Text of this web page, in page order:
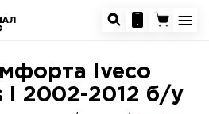
Iveco
I 2002-2012 б/у